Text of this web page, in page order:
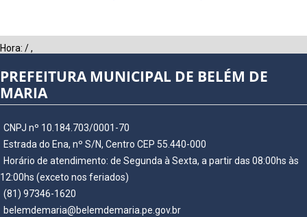
Hora: /,
PREFEITURA MUNICIPAL DE BELÉM DE
MARIA
CNPJ nº 10.184.703/0001-70
Estrada do Ena, nº S/N, Centro CEP 55.440-000
Horário de atendimento: de Segunda à Sexta, a partir das 08:00hs às
12:00hs (exceto nos feriados)
(81) 97346-1620
belemdemaria@belemdemaria.pe.gov.br